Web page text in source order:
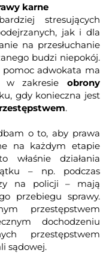
karne
stresujących
jak i dla
na przesłuchanie
budzi niepokój.
adwokata ma
w zakresie obrony
gdy konieczna jest
.
o to, aby prawa
na każdym etapie
właśnie działania
– np. podczas
na policji – mają
przebiegu sprawy.
przestępstwem
dochodzeniu
przestępstwem
sądowej.